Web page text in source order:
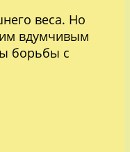
веса. Но
вдумчивым
борьбы с